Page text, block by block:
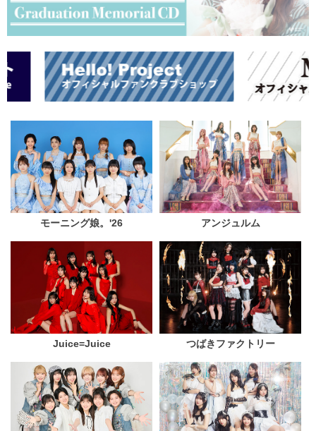
モーニング娘。'26 アンジュルム
Juice=Juice つばきファクトリー